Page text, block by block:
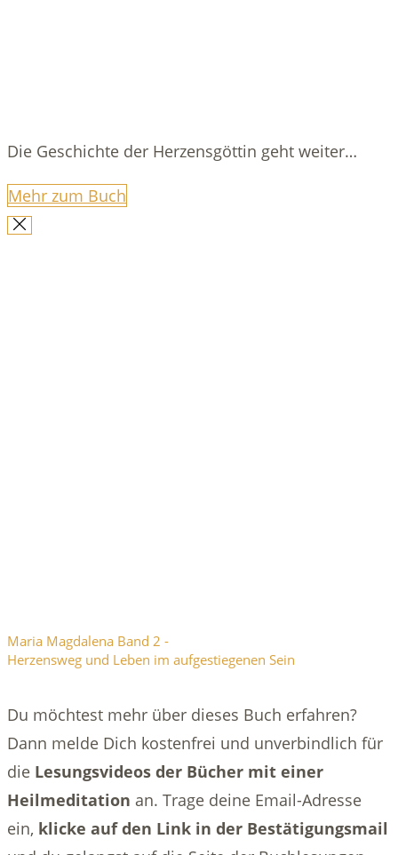
Die Geschichte der Herzensgöttin geht weiter…
Mehr zum Buch
Maria Magdalena Band 2 -
Herzensweg und Leben im aufgestiegenen Sein
Du möchtest mehr über dieses Buch erfahren?
Dann melde Dich kostenfrei und unverbindlich für
die Lesungsvideos der Bücher mit einer
Heilmeditation an. Trage deine Email-Adresse
ein, klicke auf den Link in der Bestätigungsmail